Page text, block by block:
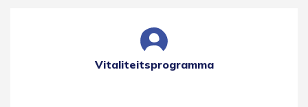
Vitaliteitsprogramma